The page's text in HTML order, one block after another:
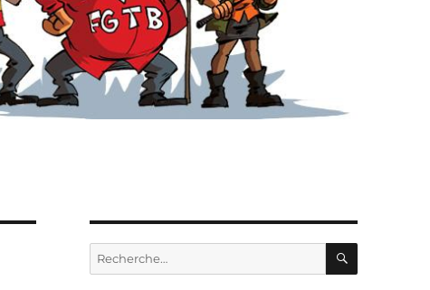
Recherche
pour :